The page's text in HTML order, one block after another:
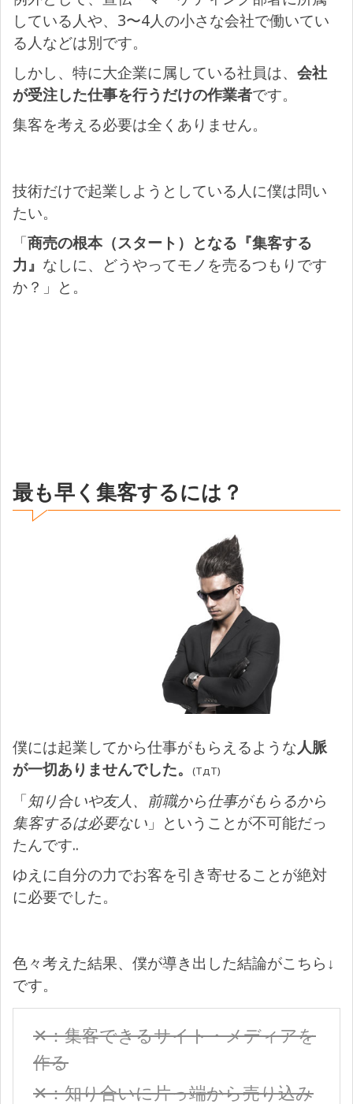
している人や、3〜4人の小さな会社で働いてい
る人などは別です。
しかし、特に大企業に属している社員は、 会社
が受注した仕事を行うだけの作業者です。
集客を考える必要は全くありません。
技術だけで起業しようとしている人に僕は問い
たい。
「商売の根本（スタート）となる『集客する
力』 なしに、どうやってモノを売るつもりです
か？」と。
最も早く集客するには？
僕には起業してから仕事がもらえるような人脈
が一切ありませんでした。
(TдT)
「知り合いや友人、前職から仕事がもらるから
集客するは必要ない 」ということが不可能だっ
たんです..
ゆえに自分の力でお客を引き寄せることが絶対
に必要でした。
色々考えた結果、僕が導き出した結論がこちら↓
です。
✕：集客できるサイト・メディアを
作る
✕：知り合いに片っ端から売り込み